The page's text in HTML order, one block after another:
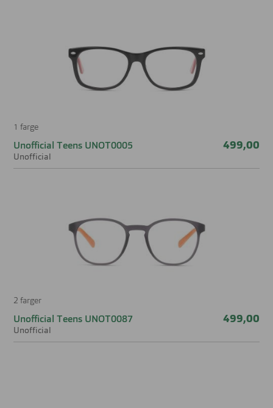
1 farge
Unofficial Teens UNOT0005
Unofficial
499,00
2 farger
Unofficial Teens UNOT0087
Unofficial
499,00